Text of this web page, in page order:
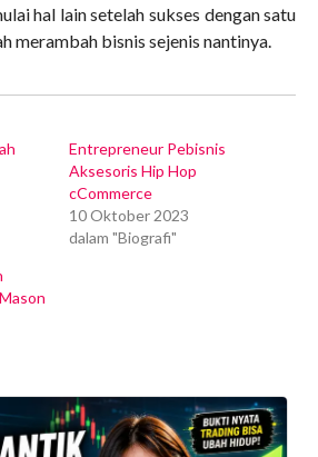
hal lain setelah sukses dengan satu
merambah bisnis sejenis nantinya.
Entrepreneur Pebisnis
Aksesoris Hip Hop
cCommerce
10 Oktober 2023
dalam "Biografi"